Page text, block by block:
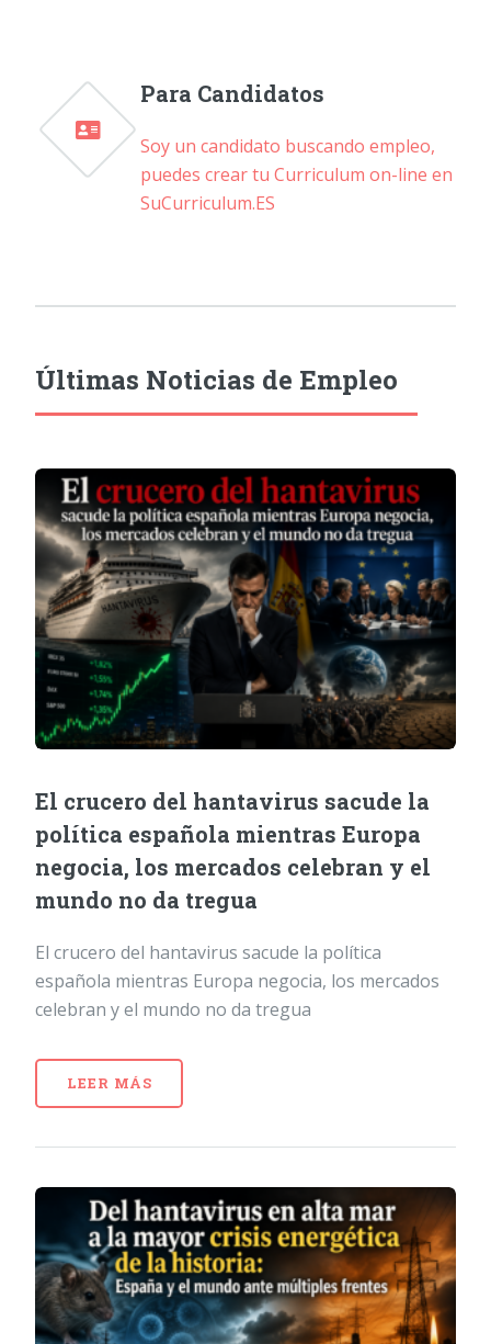
Para Candidatos
Soy un candidato buscando empleo,
puedes crear tu Curriculum on-line en
SuCurriculum.ES
Últimas Noticias de Empleo
El crucero del hantavirus sacude la
política española mientras Europa
negocia, los mercados celebran y el
mundo no da tregua
El crucero del hantavirus sacude la política
española mientras Europa negocia, los mercados
celebran y el mundo no da tregua
LEER MÁS